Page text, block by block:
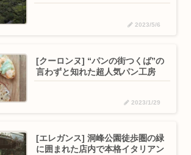
2023/5/6
[クーロンヌ] “パンの街つくば”の
言わずと知れた超人気パン工房
2023/1/29
[エレガンス] 洞峰公園徒歩圏の緑
に囲まれた店内で本格イタリアン